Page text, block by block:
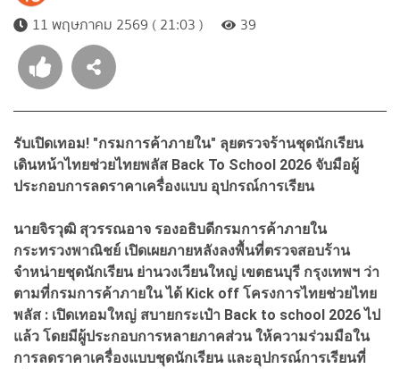
11 พฤษภาคม 2569 ( 21:03 )
39
รับเปิดเทอม! "กรมการค้าภายใน" ลุยตรวจร้านชุดนักเรียน
เดินหน้าไทยช่วยไทยพลัส Back To School 2026 จับมือผู้
ประกอบการลดราคาเครื่องแบบ อุปกรณ์การเรียน
นายจิรวุฒิ สุวรรณอาจ รองอธิบดีกรมการค้าภายใน
กระทรวงพาณิชย์ เปิดเผยภายหลังลงพื้นที่ตรวจสอบร้าน
จำหน่ายชุดนักเรียน ย่านวงเวียนใหญ่ เขตธนบุรี กรุงเทพฯ ว่า
ตามที่กรมการค้าภายใน ได้ Kick off โครงการไทยช่วยไทย
พลัส : เปิดเทอมใหญ่ สบายกระเป๋า Back to school 2026 ไป
แล้ว โดยมีผู้ประกอบการหลายภาคส่วน ให้ความร่วมมือใน
การลดราคาเครื่องแบบชุดนักเรียน และอุปกรณ์การเรียนที่